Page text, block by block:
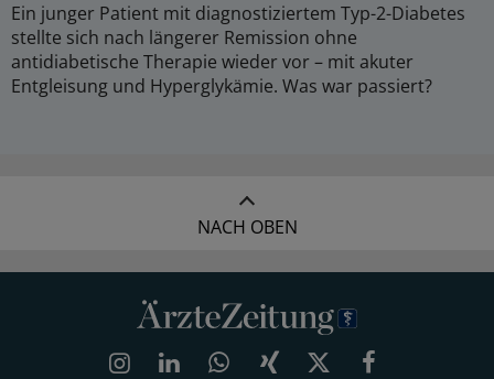
Ein junger Patient mit diagnostiziertem Typ-2-Diabetes
stellte sich nach längerer Remission ohne
antidiabetische Therapie wieder vor – mit akuter
Entgleisung und Hyperglykämie. Was war passiert?
NACH OBEN